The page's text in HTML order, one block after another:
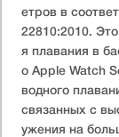
етров в
22810:2010.
я плавания в
о Apple Watch
водного
связанных с
ужения на